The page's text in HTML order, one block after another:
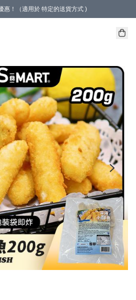
惠！（適用於 特定的送貨方式 )